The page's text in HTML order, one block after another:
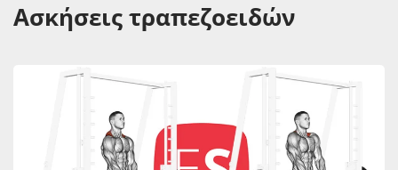
Ασκήσεις τραπεζοειδών